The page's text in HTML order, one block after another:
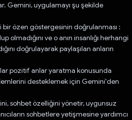
Gemini, uygulamayı şu şekilde
bir özen göstergesinin doğrulanması :
olmadığını ve o anın insanlığı herhangi
doğrulayarak paylaşılan anların
pozitif anlar yaratma konusunda
desteklemek için Gemini'den
sohbet özelliğini yönetir, uygunsuz
sohbetlere yetişmesine yardımcı